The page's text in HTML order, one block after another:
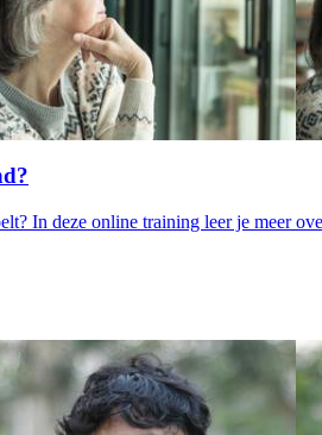
In deze online training leer je meer